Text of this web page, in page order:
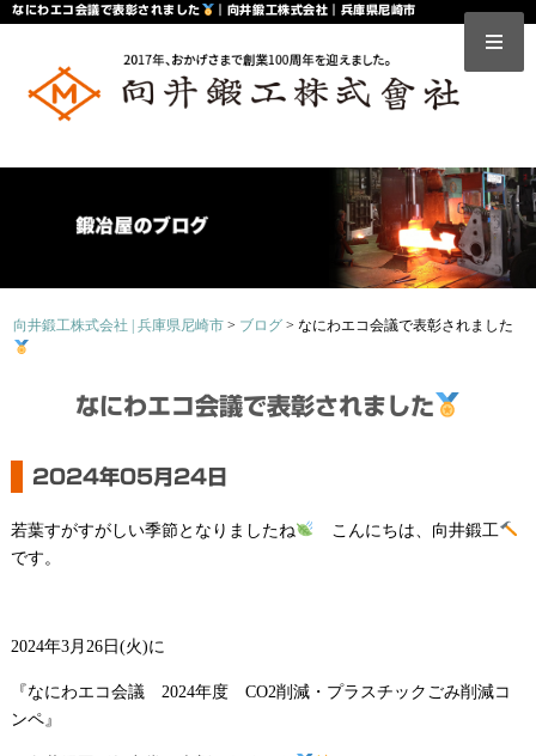
なにわエコ会議で表彰されました ｜向井鍛工株式会社｜兵庫県尼崎市
向井鍛工株式会社 | 兵庫県尼崎市> ブログ> なにわエコ会議で表彰されました
なにわエコ会議で表彰されました
2024年05月24日
若葉すがすがしい季節となりましたね
こんにちは、向井鍛工
です。
2024年3月26日(火)に
『なにわエコ会議 2024年度 CO2削減・プラスチックごみ削減コ
ンペ』